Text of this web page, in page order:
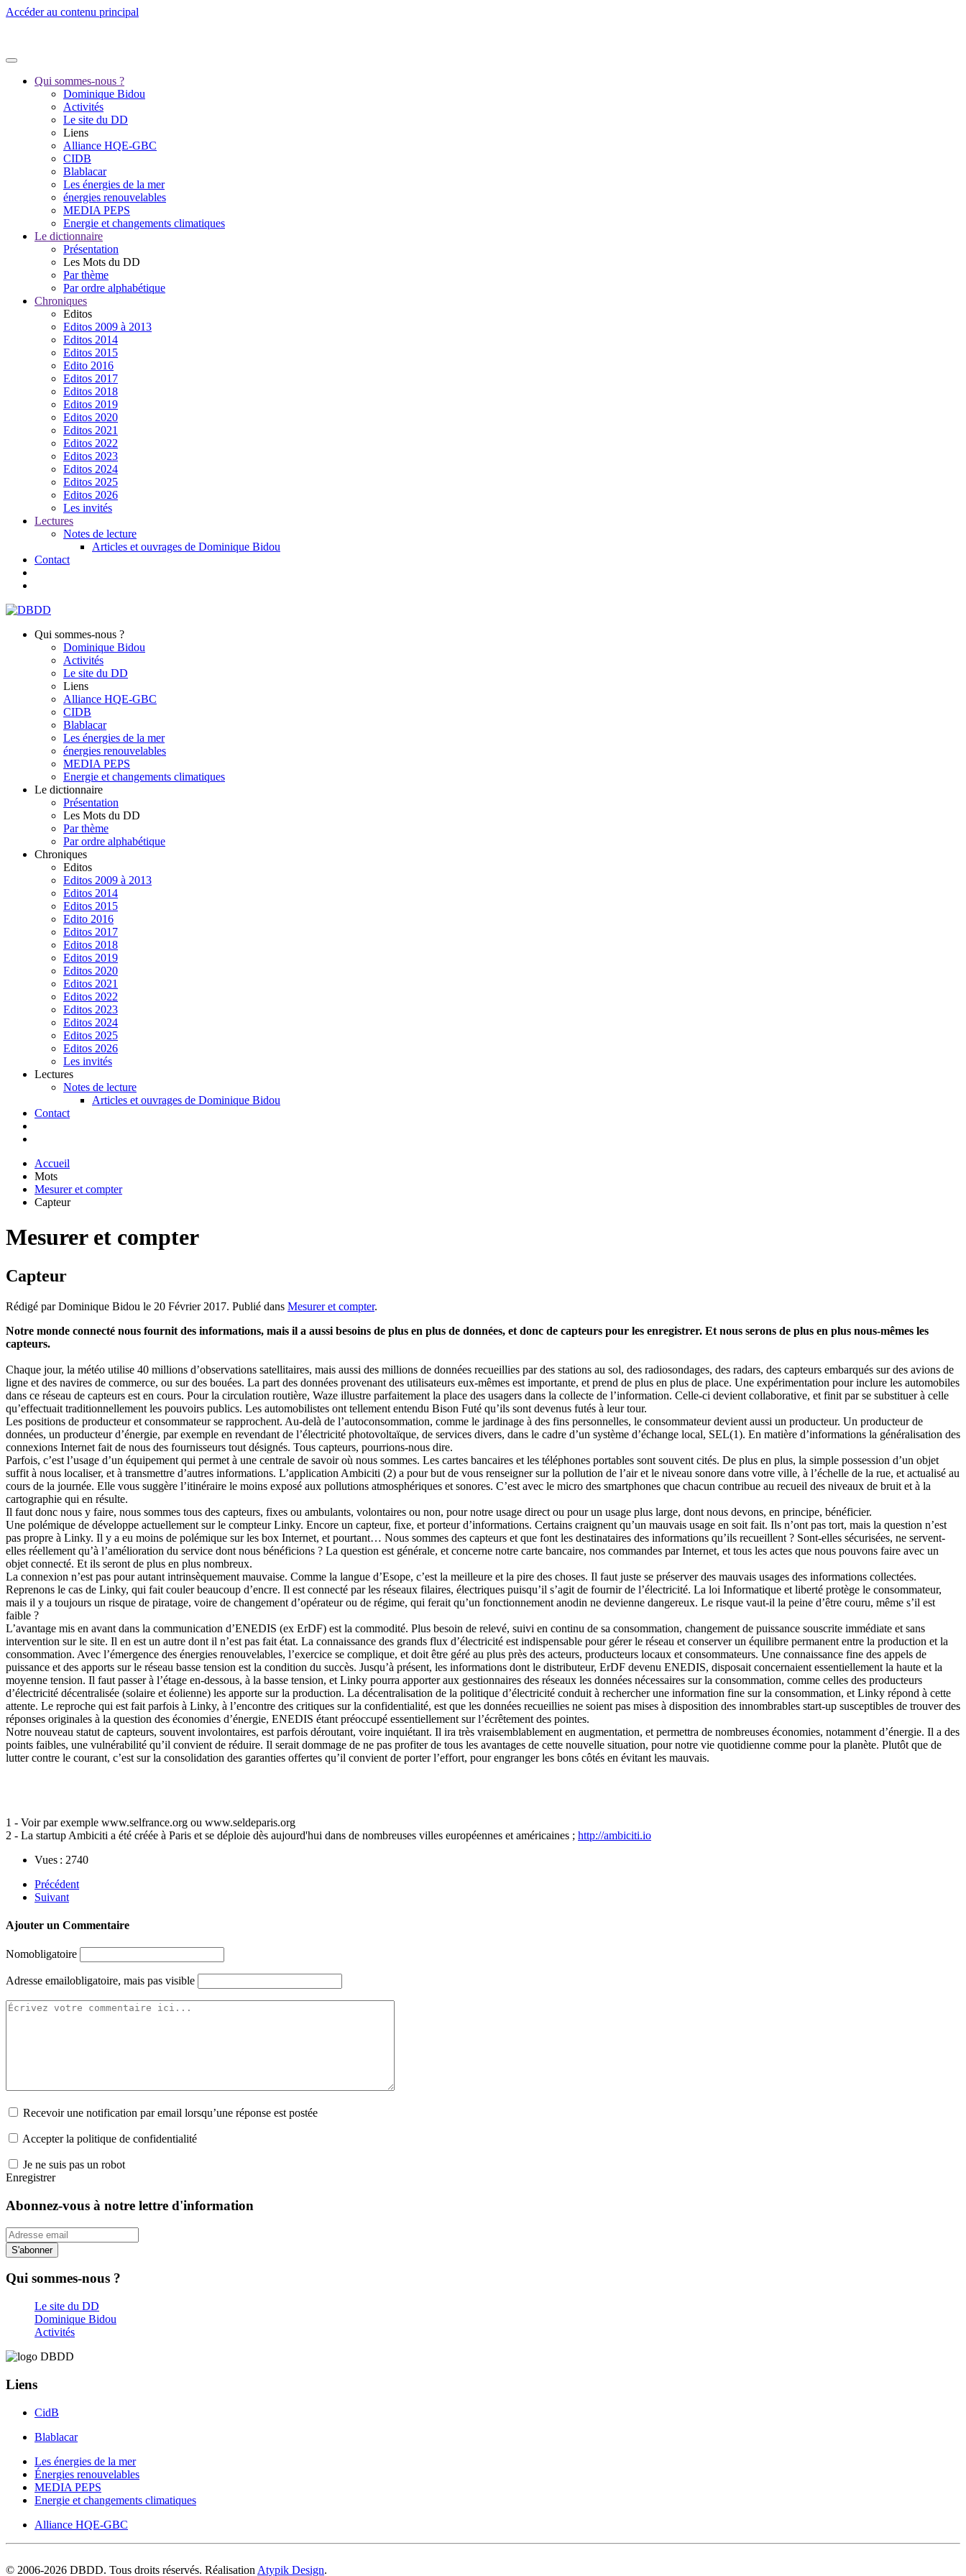
Accéder au contenu principal
Qui sommes-nous ?
Dominique Bidou
Activités
Le site du DD
Liens
Alliance HQE-GBC
CIDB
Blablacar
Les énergies de la mer
énergies renouvelables
MEDIA PEPS
Energie et changements climatiques
Le dictionnaire
Présentation
Les Mots du DD
Par thème
Par ordre alphabétique
Chroniques
Editos
Editos 2009 à 2013
Editos 2014
Editos 2015
Edito 2016
Editos 2017
Editos 2018
Editos 2019
Editos 2020
Editos 2021
Editos 2022
Editos 2023
Editos 2024
Editos 2025
Editos 2026
Les invités
Lectures
Notes de lecture
Articles et ouvrages de Dominique Bidou
Contact
Qui sommes-nous ?
Dominique Bidou
Activités
Le site du DD
Liens
Alliance HQE-GBC
CIDB
Blablacar
Les énergies de la mer
énergies renouvelables
MEDIA PEPS
Energie et changements climatiques
Le dictionnaire
Présentation
Les Mots du DD
Par thème
Par ordre alphabétique
Chroniques
Editos
Editos 2009 à 2013
Editos 2014
Editos 2015
Edito 2016
Editos 2017
Editos 2018
Editos 2019
Editos 2020
Editos 2021
Editos 2022
Editos 2023
Editos 2024
Editos 2025
Editos 2026
Les invités
Lectures
Notes de lecture
Articles et ouvrages de Dominique Bidou
Contact
Accueil
Mots
Mesurer et compter
Capteur
Mesurer et compter
Capteur
Rédigé par Dominique Bidou le 20 Février 2017. Publié dans Mesurer et compter.
Notre monde connecté nous fournit des informations, mais il a aussi besoins de plus en plus de données, et donc de capteurs pour les enregistrer. Et nous serons de plus en plus nous-mêmes les
capteurs.
Chaque jour, la météo utilise 40 millions d’observations satellitaires, mais aussi des millions de données recueillies par des stations au sol, des radiosondages, des radars, des capteurs embarqués sur des avions de
ligne et des navires de commerce, ou sur des bouées. La part des données provenant des utilisateurs eux-mêmes est importante, et prend de plus en plus de place. Une expérimentation pour inclure les automobiles
dans ce réseau de capteurs est en cours. Pour la circulation routière, Waze illustre parfaitement la place des usagers dans la collecte de l’information. Celle-ci devient collaborative, et finit par se substituer à celle
qu’effectuait traditionnellement les pouvoirs publics. Les automobilistes ont tellement entendu Bison Futé qu’ils sont devenus futés à leur tour.
Les positions de producteur et consommateur se rapprochent. Au-delà de l’autoconsommation, comme le jardinage à des fins personnelles, le consommateur devient aussi un producteur. Un producteur de
données, un producteur d’énergie, par exemple en revendant de l’électricité photovoltaïque, de services divers, dans le cadre d’un système d’échange local, SEL(1). En matière d’informations la généralisation des
connexions Internet fait de nous des fournisseurs tout désignés. Tous capteurs, pourrions-nous dire.
Parfois, c’est l’usage d’un équipement qui permet à une centrale de savoir où nous sommes. Les cartes bancaires et les téléphones portables sont souvent cités. De plus en plus, la simple possession d’un objet
suffit à nous localiser, et à transmettre d’autres informations. L’application Ambiciti (2) a pour but de vous renseigner sur la pollution de l’air et le niveau sonore dans votre ville, à l’échelle de la rue, et actualisé au
cours de la journée. Elle vous suggère l’itinéraire le moins exposé aux pollutions atmosphériques et sonores. C’est avec le micro des smartphones que chacun contribue au recueil des niveaux de bruit et à la
cartographie qui en résulte.
Il faut donc nous y faire, nous sommes tous des capteurs, fixes ou ambulants, volontaires ou non, pour notre usage direct ou pour un usage plus large, dont nous devons, en principe, bénéficier.
Une polémique de développe actuellement sur le compteur Linky. Encore un capteur, fixe, et porteur d’informations. Certains craignent qu’un mauvais usage en soit fait. Ils n’ont pas tort, mais la question n’est
pas propre à Linky. Il y a eu moins de polémique sur les box Internet, et pourtant… Nous sommes des capteurs et que font les destinataires des informations qu’ils recueillent ? Sont-elles sécurisées, ne servent-
elles réellement qu’à l’amélioration du service dont nous bénéficions ? La question est générale, et concerne notre carte bancaire, nos commandes par Internet, et tous les actes que nous pouvons faire avec un
objet connecté. Et ils seront de plus en plus nombreux.
La connexion n’est pas pour autant intrinsèquement mauvaise. Comme la langue d’Esope, c’est la meilleure et la pire des choses. Il faut juste se préserver des mauvais usages des informations collectées.
Reprenons le cas de Linky, qui fait couler beaucoup d’encre. Il est connecté par les réseaux filaires, électriques puisqu’il s’agit de fournir de l’électricité. La loi Informatique et liberté protège le consommateur,
mais il y a toujours un risque de piratage, voire de changement d’opérateur ou de régime, qui ferait qu’un fonctionnement anodin ne devienne dangereux. Le risque vaut-il la peine d’être couru, même s’il est
faible ?
L’avantage mis en avant dans la communication d’ENEDIS (ex ErDF) est la commodité. Plus besoin de relevé, suivi en continu de sa consommation, changement de puissance souscrite immédiate et sans
intervention sur le site. Il en est un autre dont il n’est pas fait état. La connaissance des grands flux d’électricité est indispensable pour gérer le réseau et conserver un équilibre permanent entre la production et la
consommation. Avec l’émergence des énergies renouvelables, l’exercice se complique, et doit être géré au plus près des acteurs, producteurs locaux et consommateurs. Une connaissance fine des appels de
puissance et des apports sur le réseau basse tension est la condition du succès. Jusqu’à présent, les informations dont le distributeur, ErDF devenu ENEDIS, disposait concernaient essentiellement la haute et la
moyenne tension. Il faut passer à l’étage en-dessous, à la basse tension, et Linky pourra apporter aux gestionnaires des réseaux les données nécessaires sur la consommation, comme celles des producteurs
d’électricité décentralisée (solaire et éolienne) les apporte sur la production. La décentralisation de la politique d’électricité conduit à rechercher une information fine sur la consommation, et Linky répond à cette
attente. Le reproche qui est fait parfois à Linky, à l’encontre des critiques sur la confidentialité, est que les données recueillies ne soient pas mises à disposition des innombrables start-up susceptibles de trouver des
réponses originales à la question des économies d’énergie, ENEDIS étant préoccupé essentiellement sur l’écrêtement des pointes.
Notre nouveau statut de capteurs, souvent involontaires, est parfois déroutant, voire inquiétant. Il ira très vraisemblablement en augmentation, et permettra de nombreuses économies, notamment d’énergie. Il a des
points faibles, une vulnérabilité qu’il convient de réduire. Il serait dommage de ne pas profiter de tous les avantages de cette nouvelle situation, pour notre vie quotidienne comme pour la planète. Plutôt que de
lutter contre le courant, c’est sur la consolidation des garanties offertes qu’il convient de porter l’effort, pour engranger les bons côtés en évitant les mauvais.
1 - Voir par exemple www.selfrance.org ou www.seldeparis.org
2 - La startup Ambiciti a été créée à Paris et se déploie dès aujourd'hui dans de nombreuses villes européennes et américaines ; http://ambiciti.io
Vues : 2740
Précédent
Suivant
Ajouter un Commentaire
Nomobligatoire
Adresse emailobligatoire, mais pas visible
Recevoir une notification par email lorsqu’une réponse est postée
Accepter la politique de confidentialité
Je ne suis pas un robot
Enregistrer
Abonnez-vous à notre lettre d'information
S'abonner
Qui sommes-nous ?
Le site du DD
Dominique Bidou
Activités
Liens
CidB
Blablacar
Les énergies de la mer
Énergies renouvelables
MEDIA PEPS
Energie et changements climatiques
Alliance HQE-GBC
© 2006-2026 DBDD. Tous droits réservés. Réalisation Atypik Design.